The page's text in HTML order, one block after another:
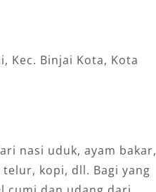
Kec. Binjai Kota, Kota
nasi uduk, ayam bakar,
kopi, dll. Bagi yang